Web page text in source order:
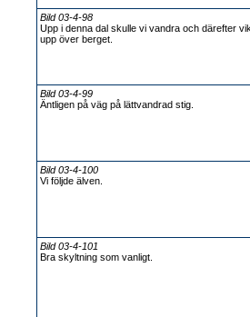
Bild 03-4-98
Upp i denna dal skulle vi vandra och därefter
upp över berget.
Bild 03-4-99
Äntligen på väg på lättvandrad stig.
Bild 03-4-100
Vi följde älven.
Bild 03-4-101
Bra skyltning som vanligt.